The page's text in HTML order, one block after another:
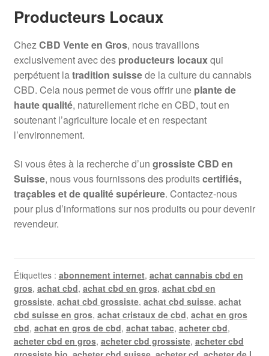
Producteurs Locaux
ChezCBD Vente en Gros, nous travaillons
exclusivement avec des producteurs locauxqui
perpétuent latradition suissede la culture du cannabis
CBD. Cela nous permet de vous offrir une plante de
haute qualité, naturellement riche en CBD, tout en
soutenant l’agriculture locale et en respectant
l’environnement.
Si vous êtes à la recherche d’un grossiste CBD en
Suisse, nous vous fournissons des produitscertifiés,
traçables et de qualité supérieure. Contactez-nous
pour plus d’informations sur nos produits ou pour devenir
revendeur.
Étiquettes : abonnement internet, achat cannabis cbd en
gros, achat cbd, achat cbd en gros, achat cbd en
grossiste, achat cbd grossiste, achat cbd suisse, achat
cbd suisse en gros, achat cristaux de cbd, achat en gros
cbd, achat en gros de cbd, achat tabac, acheter cbd,
acheter cbd en gros, acheter cbd grossiste, acheter cbd